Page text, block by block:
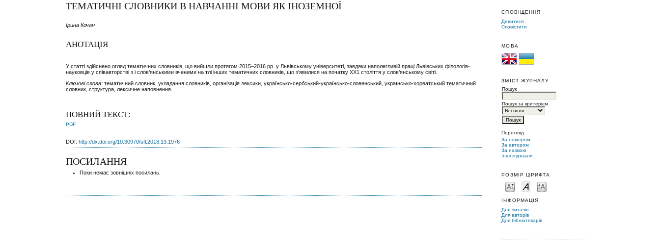
СПОВІЩЕННЯ
Дивитися
Сповістити
МОВА
ЗМІСТ ЖУРНАЛУ
Пошук
Пошук за критерієм
Перегляд
За номером
За автором
За назвою
Інші журнали
РОЗМІР ШРИФТА
ІНФОРМАЦІЯ
Для читачів
Для авторів
Для бібліотекарів
ТЕМАТИЧНІ СЛОВНИКИ В НАВЧАННІ МОВИ ЯК ІНОЗЕМНОЇ
Ірина Кочан
АНОТАЦІЯ
У статті здійснено огляд тематичних словників, що вийшли протягом 2015–2016 рр. у Львівському університеті, завдяки наполегливій праці Львівських філологів-
науковців у співавторстві з і слов’янськими вченими на тлі інших тематичних словників, що з’явилися на початку ХХ1 століття у слов’янському світі.
Ключові слова: тематичний словник, укладання словників, організація лексики, українсько-сербський-українсько-словенський, українсько-хорватський тематичний
словник, структура, лексичне наповнення.
ПОВНИЙ ТЕКСТ:
PDF
DOI:http://dx.doi.org/10.30970/ufl.2018.13.1976
ПОСИЛАННЯ
Поки немає зовнішніх посилань.